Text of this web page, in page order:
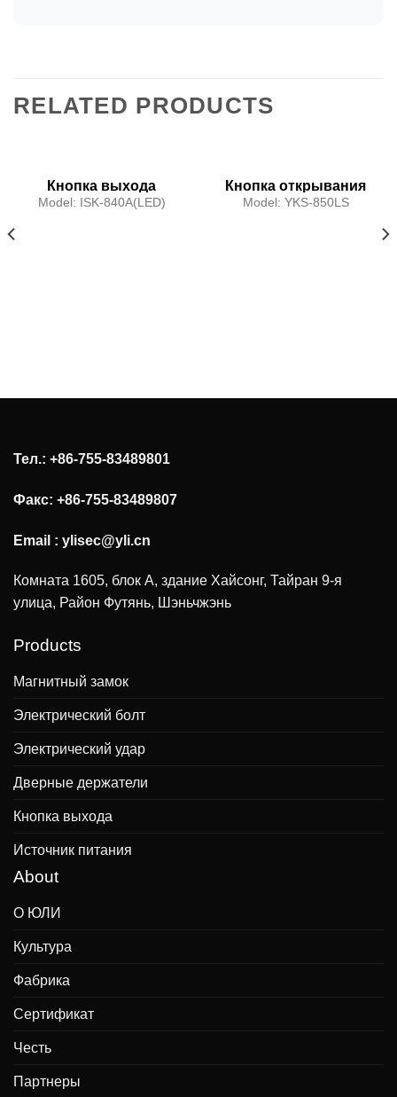
RELATED PRODUCTS
Кнопка выхода
инфракрасного
Model: ISK-840A(LED)
Кнопка открывания
двери со
Model: YKS-850LS
Тел.: +86-755-83489801
Факс: +86-755-83489807
Email : ylisec@yli.cn
Комната 1605, блок А, здание Хайсонг, Тайран 9-я
улица, Район Футянь, Шэньчжэнь
Products
Магнитный замок
Электрический болт
Электрический удар
Дверные держатели
Кнопка выхода
Источник питания
About
О ЮЛИ
Культура
Фабрика
Сертификат
Честь
Партнеры